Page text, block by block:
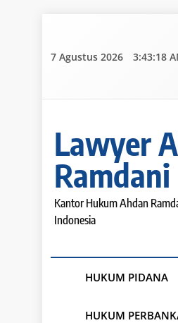
content
7 Agustus 2026 3:43:20
Lawyer
Ramdani
Kantor Hukum Ahdan
Indonesia
HUKUM PIDANA
HUKUM